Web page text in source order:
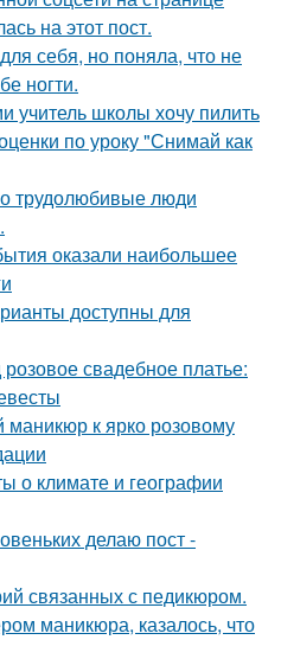
на этот пост.
себя, но поняла, что не
ногти.
учитель школы хочу пилить
по уроку "Снимай как
трудолюбивые люди
оказали наибольшее
доступны для
свадебное платье:
к ярко розовому
о климате и географии
делаю пост -
связанных с педикюром.
маникюра, казалось, что